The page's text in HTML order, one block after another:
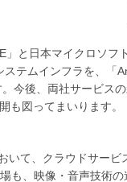
と日本マイクロソフ
テムインフラを、「
今後、両社サービス
も図ってまいります。
て、クラウドサービ
も、映像・音声技術